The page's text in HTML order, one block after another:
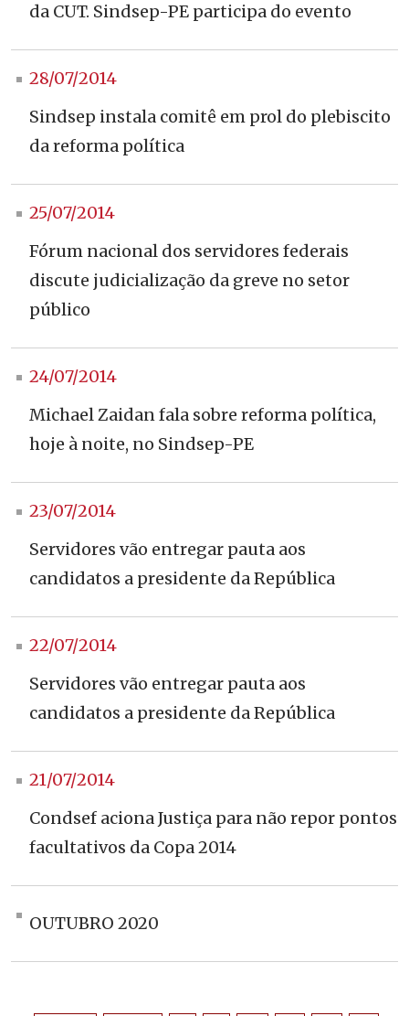
da CUT. Sindsep-PE participa do evento
28/07/2014
Sindsep instala comitê em prol do plebiscito
da reforma política
25/07/2014
Fórum nacional dos servidores federais
discute judicialização da greve no setor
público
24/07/2014
Michael Zaidan fala sobre reforma política,
hoje à noite, no Sindsep-PE
23/07/2014
Servidores vão entregar pauta aos
candidatos a presidente da República
22/07/2014
Servidores vão entregar pauta aos
candidatos a presidente da República
21/07/2014
Condsef aciona Justiça para não repor pontos
facultativos da Copa 2014
OUTUBRO 2020